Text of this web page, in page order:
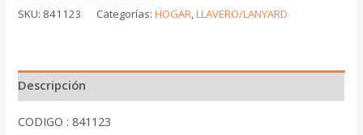
SKU: 841123 Categorías:HOGAR,LLAVERO/LANYARD
Descripción
CODIGO : 841123